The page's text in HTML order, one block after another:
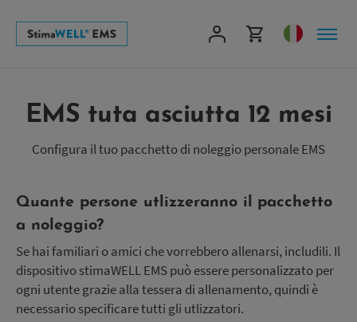
main
EMS tuta asciutta 12 mesi
Configura il tuo pacchetto di noleggio personale EMS
Quante persone utlizzeranno il pacchetto
a noleggio?
Se hai familiari o amici che vorrebbero allenarsi, includili. Il
dispositivo stimaWELL EMS può essere personalizzato per
ogni utente grazie alla tessera di allenamento, quindi è
necessario specificare tutti gli utlizzatori.